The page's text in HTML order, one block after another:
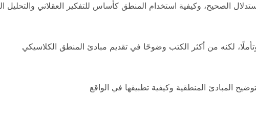
الصحيح، وكيفية استخدام المنطق كأساس للتفكير العقلاني والتحليل
لكنه من أكثر الكتب وضوحًا في تقديم مبادئ المنطق الكلاسيكي
المبادئ المنطقية وكيفية تطبيقها في الواقع